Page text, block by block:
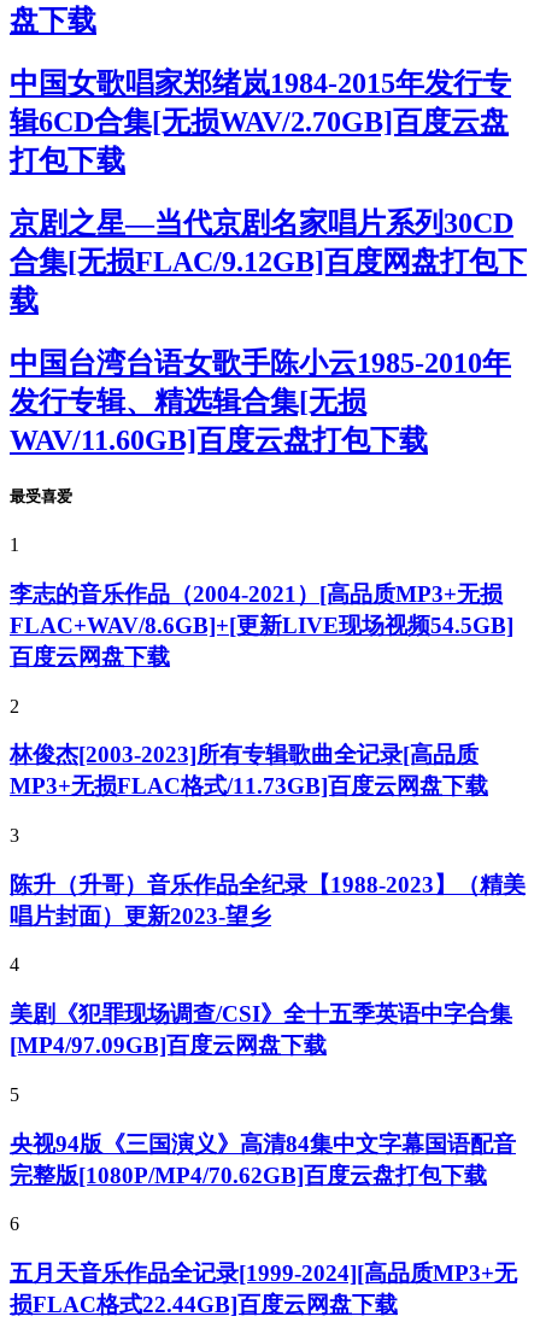
盘下载
中国女歌唱家郑绪岚1984-2015年发行专
辑6CD合集[无损WAV/2.70GB]百度云盘
打包下载
京剧之星—当代京剧名家唱片系列30CD
合集[无损FLAC/9.12GB]百度网盘打包下
载
中国台湾台语女歌手陈小云1985-2010年
发行专辑、精选辑合集[无损
WAV/11.60GB]百度云盘打包下载
最受喜爱
1
李志的音乐作品（2004-2021）[高品质MP3+无损
FLAC+WAV/8.6GB]+[更新LIVE现场视频54.5GB]
百度云网盘下载
2
林俊杰[2003-2023]所有专辑歌曲全记录[高品质
MP3+无损FLAC格式/11.73GB]百度云网盘下载
3
陈升（升哥）音乐作品全纪录【1988-2023】（精美
唱片封面）更新2023-望乡
4
美剧《犯罪现场调查/CSI》全十五季英语中字合集
[MP4/97.09GB]百度云网盘下载
5
央视94版《三国演义》高清84集中文字幕国语配音
完整版[1080P/MP4/70.62GB]百度云盘打包下载
6
五月天音乐作品全记录[1999-2024][高品质MP3+无
损FLAC格式22.44GB]百度云网盘下载